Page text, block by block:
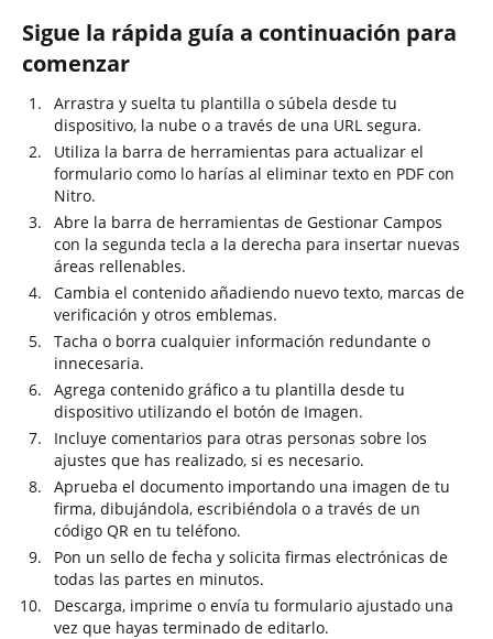
Sigue la rápida guía a continuación para
comenzar
Arrastra y suelta tu plantilla o súbela desde tu
dispositivo, la nube o a través de una URL segura.
Utiliza la barra de herramientas para actualizar el
formulario como lo harías al eliminar texto en PDF con
Nitro.
Abre la barra de herramientas de Gestionar Campos
con la segunda tecla a la derecha para insertar nuevas
áreas rellenables.
Cambia el contenido añadiendo nuevo texto, marcas de
verificación y otros emblemas.
Tacha o borra cualquier información redundante o
innecesaria.
Agrega contenido gráfico a tu plantilla desde tu
dispositivo utilizando el botón de Imagen.
Incluye comentarios para otras personas sobre los
ajustes que has realizado, si es necesario.
Aprueba el documento importando una imagen de tu
firma, dibujándola, escribiéndola o a través de un
código QR en tu teléfono.
Pon un sello de fecha y solicita firmas electrónicas de
todas las partes en minutos.
Descarga, imprime o envía tu formulario ajustado una
vez que hayas terminado de editarlo.